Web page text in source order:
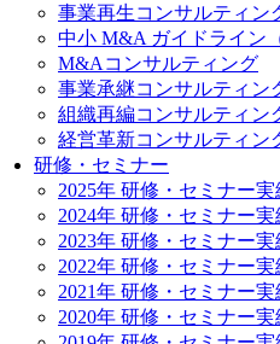
事業再生コンサルティン
中小 M&A ガイドライン
M&Aコンサルティング
事業承継コンサルティン
組織再編コンサルティン
経営革新コンサルティン
研修・セミナー
2025年 研修・セミナー実
2024年 研修・セミナー実
2023年 研修・セミナー実
2022年 研修・セミナー実
2021年 研修・セミナー実
2020年 研修・セミナー実